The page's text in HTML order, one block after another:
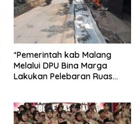
*Pemerintah kab Malang
Melalui DPU Bina Marga
Lakukan Pelebaran Ruas